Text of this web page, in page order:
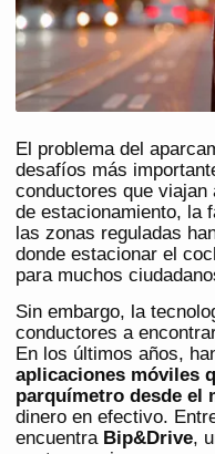
El problema del
desafíos más
conductores que
de estacionamiento, la
las zonas reguladas
donde estacionar el
para muchos
Sin embargo, la
conductores a
En los últimos años,
aplicaciones móviles
parquímetro desde el
dinero en efectivo.
encuentra Bip&Drive,